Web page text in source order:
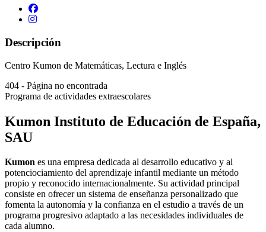
Descripción
Centro Kumon de Matemáticas, Lectura e Inglés
404 - Página no encontrada
Programa de actividades extraescolares
Kumon Instituto de Educación de España,
SAU
Kumon es una empresa dedicada al desarrollo educativo y al
potenciociamiento del aprendizaje infantil mediante un método
propio y reconocido internacionalmente. Su actividad principal
consiste en ofrecer un sistema de enseñanza personalizado que
fomenta la autonomía y la confianza en el estudio a través de un
programa progresivo adaptado a las necesidades individuales de
cada alumno.